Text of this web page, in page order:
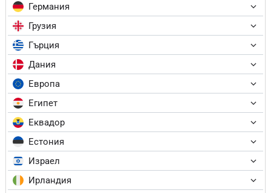
Германия
Грузия
Гърция
Дания
Европа
Египет
Еквадор
Естония
Израел
Ирландия